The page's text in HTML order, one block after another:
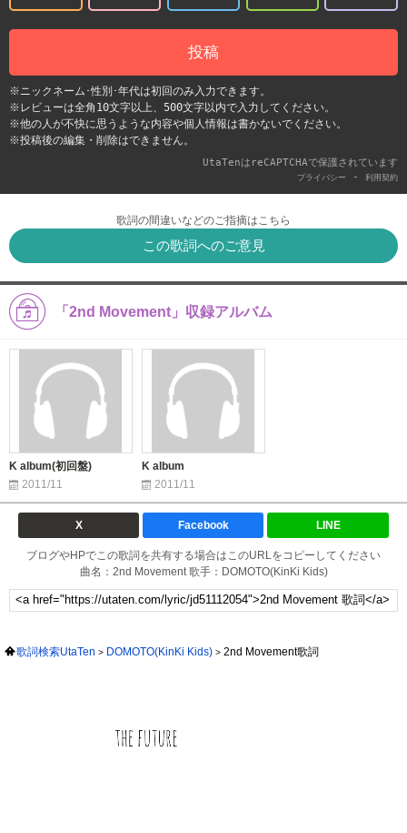
投稿
※ニックネーム･性別･年代は初回のみ入力できます。
※レビューは全角10文字以上、500文字以内で入力してください。
※他の人が不快に思うような内容や個人情報は書かないでください。
※投稿後の編集・削除はできません。
UtaTenはreCAPTCHAで保護されています
プライバシー - 利用契約
歌詞の間違いなどのご指摘はこちら
この歌詞へのご意見
「2nd Movement」収録アルバム
K album(初回盤)
2011/11
K album
2011/11
X Facebook LINE
ブログやHPでこの歌詞を共有する場合はこのURLをコピーしてください
曲名：2nd Movement 歌手：DOMOTO(KinKi Kids)
歌詞検索UtaTen DOMOTO(KinKi Kids) 2nd Movement歌詞